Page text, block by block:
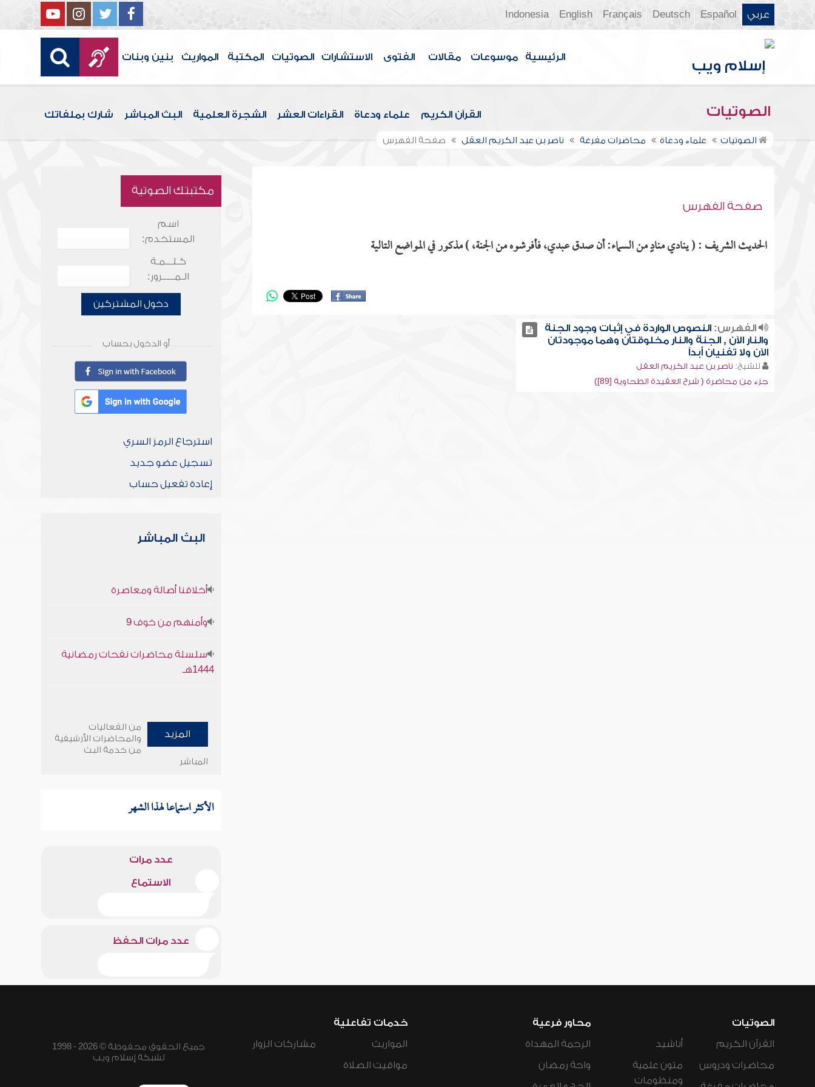
عربي Español
Deutsch
Français
English
Indonesia
الرئيسية موسوعات مقالات الفتوى الاستشارات الصوتيات المكتبة المواريث بنين وبنات
الصوتيات القرآن الكريم علماء ودعاة القراءات العشر الشجرة العلمية البث المباشر شارك بملفاتك
الصوتيات علماء ودعاة محاضرات مفرغة ناصر بن عبد الكريم العقل صفحة الفهرس
صفحة الفهرس
الحديث الشريف : ( ينادي منادٍ من السماء: أن صدق عبدي، فأفرشوه من الجنة، ) مذكور في المواضع التالية
الفهرس:النصوص الواردة في إثبات وجود الجنة
والنار الآن , الجنة والنار مخلوقتان وهما موجودتان
الآن ولا تفنيان أبداً
للشيخ: ناصر بن عبد الكريم العقل
جزء من محاضرة ( شرح العقيدة الطحاوية [89])
مكتبتك الصوتية
اسم
المستخدم:
كـلـــمـة
الـمـــــرور:
دخول المشتركين
أو الدخول بحساب
استرجاع الرمز السري
تسجيل عضو جديد
إعادة تفعيل حساب
البث المباشر
أخلاقنا أصالة ومعاصرة
وأمنهم من خوف 9
سلسلة محاضرات نفحات رمضانية
1444هـ
المزيد
من الفعاليات
والمحاضرات الأرشيفية
من خدمة البث
المباشر
الأكثر استماعا لهذا الشهر
عدد مرات
الاستماع
عدد مرات الحفظ
الصوتيات
القرآن الكريم
محاضرات ودروس
أناشيد
متون علمية
ومنظومات
محاور فرعية
الرحمة المهداة
واحة رمضان
خدمات تفاعلية
المواريث
مواقيت الصلاة
مشاركات الزوار
جميع الحقوق محفوظة © 2026 - 1998
لشبكة إسلام ويب